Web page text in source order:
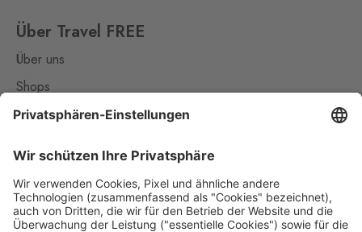
Über Travel FREE
Über uns
Shops
Kontakt
Nützliches
Impressum
Datenschutz